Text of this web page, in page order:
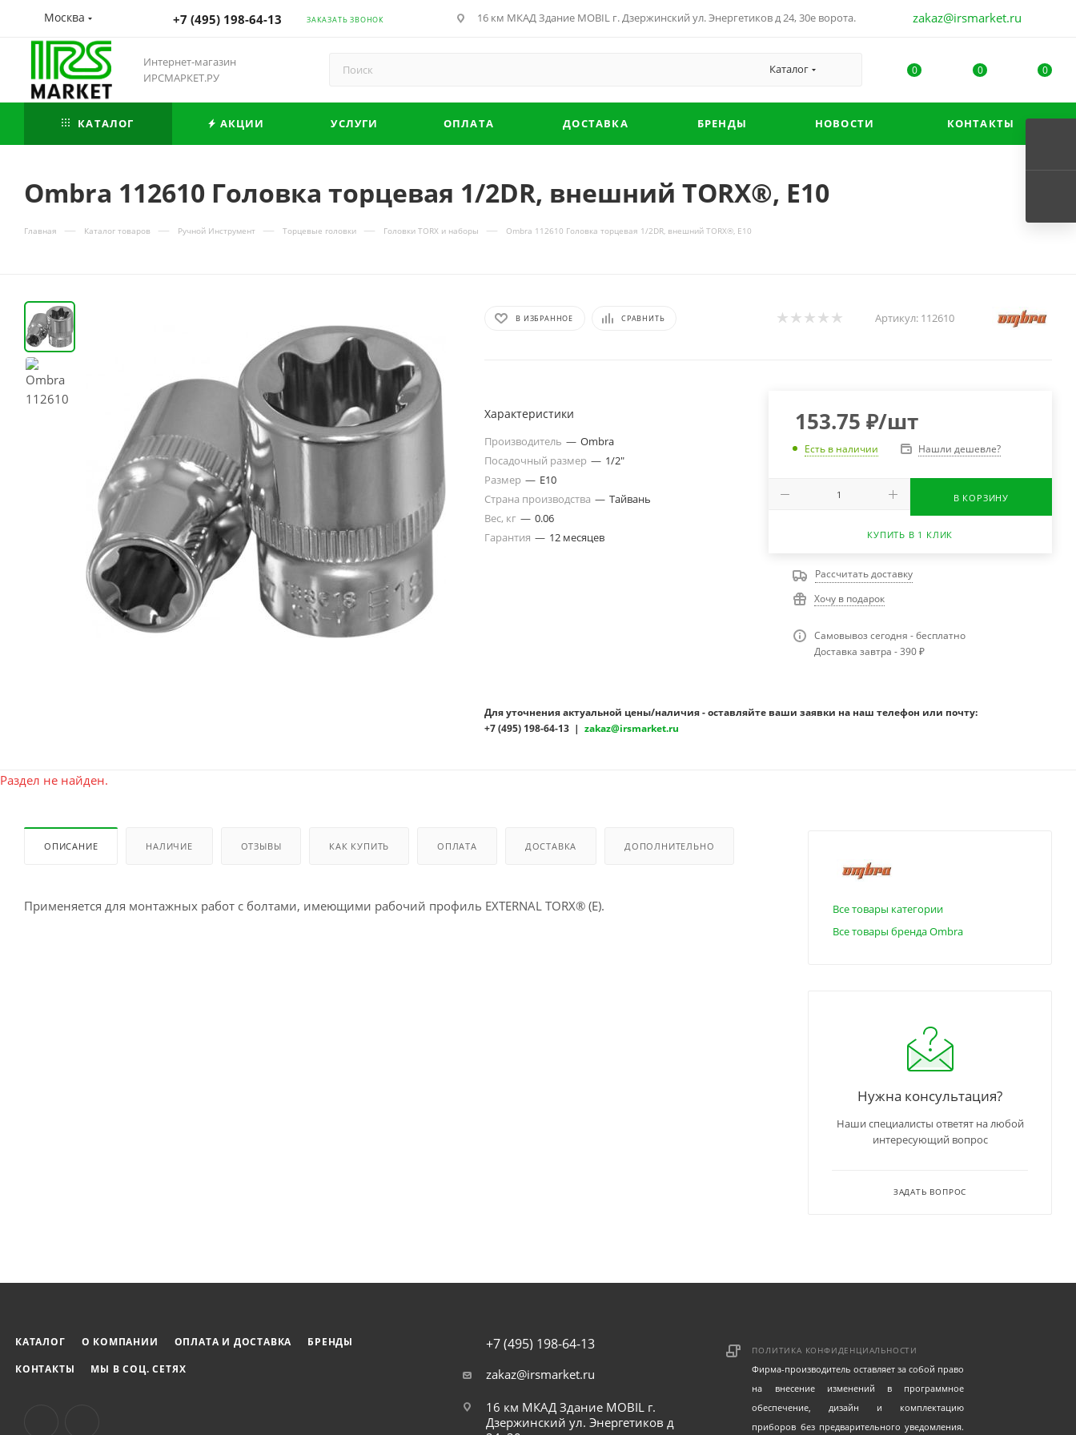
Москва +7 (495) 198-64-13 ЗАКАЗАТЬ ЗВОНОК 16 км МКАД Здание MOBIL г. Дзержинский ул. Энергетиков д 24, 30е ворота. zakaz@irsmarket.ru
Интернет-магазин
ИРСМАРКЕТ.РУ
Каталог 0 0 0
КАТАЛОГ АКЦИИ УСЛУГИ ОПЛАТА ДОСТАВКА БРЕНДЫ НОВОСТИ КОНТАКТЫ
Ombra 112610 Головка торцевая 1/2DR, внешний TORX®, E10
Главная — Каталог товаров — Ручной Инструмент — Торцевые головки — Головки TORX и наборы — Ombra 112610 Головка торцевая 1/2DR, внешний TORX®, E10
В ИЗБРАННОЕ СРАВНИТЬ Артикул: 112610
Характеристики
Производитель — Ombra
Посадочный размер — 1/2"
Размер — E10
Страна производства — Тайвань
Вес, кг — 0.06
Гарантия — 12 месяцев
153.75 ₽/шт
Есть в наличии Нашли дешевле?
В КОРЗИНУ
КУПИТЬ В 1 КЛИК
Рассчитать доставку
Хочу в подарок
Самовывоз сегодня - бесплатно
Доставка завтра - 390 ₽
Для уточнения актуальной цены/наличия - оставляйте ваши заявки на наш телефон или почту:
+7 (495) 198-64-13 |zakaz@irsmarket.ru
Раздел не найден.
ОПИСАНИЕ НАЛИЧИЕ ОТЗЫВЫ КАК КУПИТЬ ОПЛАТА ДОСТАВКА ДОПОЛНИТЕЛЬНО
Применяется для монтажных работ с болтами, имеющими рабочий профиль EXTERNAL TORX® (Е).
Все товары категории
Все товары бренда Ombra
Нужна консультация?
Наши специалисты ответят на любой
интересующий вопрос
ЗАДАТЬ ВОПРОС
КАТАЛОГ О КОМПАНИИ ОПЛАТА И ДОСТАВКА
БРЕНДЫ
КОНТАКТЫ
МЫ В СОЦ. СЕТЯХ
+7 (495) 198-64-13
zakaz@irsmarket.ru
16 км МКАД Здание MOBIL г.
Дзержинский ул. Энергетиков д
ПОЛИТИКА КОНФИДЕНЦИАЛЬНОСТИ
Фирма-производитель оставляет за собой право
на внесение изменений в программное
обеспечение, дизайн и комплектацию
приборов без предварительного уведомления.